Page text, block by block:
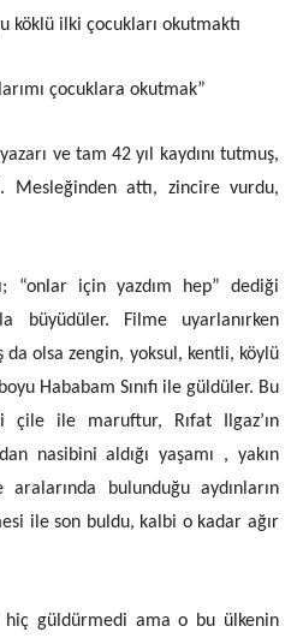
köklü ilki çocukları okutmaktı
çocuklara okutmak”
ve tam 42 yıl kaydını tutmuş,
Mesleğinden attı, zincire vurdu,
“onlar için yazdım hep” dediği
büyüdüler. Filme uyarlanırken
da olsa zengin, yoksul, kentli, köylü
Hababam Sınıfı ile güldüler. Bu
çile ile maruftur, Rıfat Ilgaz’ın
nasibini aldığı yaşamı , yakın
bulunduğu aydınların
ile son buldu, kalbi o kadar ağır
hiç güldürmedi ama o bu ülkenin